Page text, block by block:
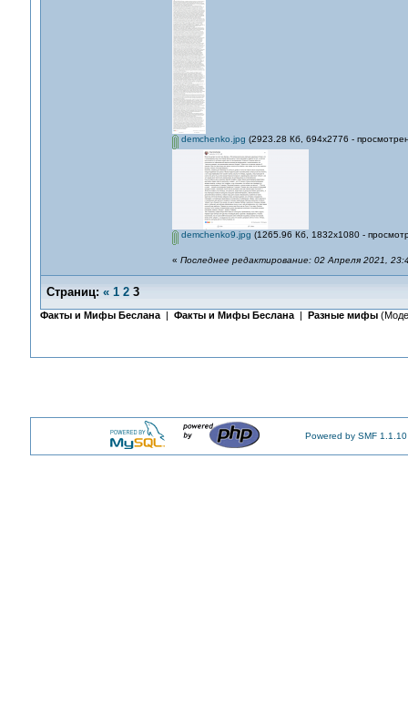
demchenko.jpg (2923.28 Кб, 694x2776 -
demchenko9.jpg (1265.96 Кб, 1832x1080 -
« Последнее редактирование: 02 Апреля 2021,
Страниц: « 1 2 3
Факты и Мифы Беслана| Факты и Мифы Беслана| Разные мифы
Powered by SMF 1.1.10